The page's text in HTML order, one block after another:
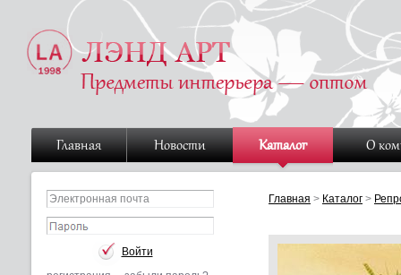
Главная Новости Каталог О
Главная > Каталог >